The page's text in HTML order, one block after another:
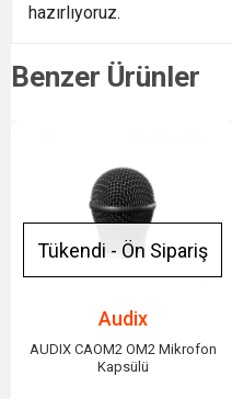
hazırlıyoruz.
Benzer Ürünler
Tükendi - Ön Sipariş
Audix
AUDIX CAOM2 OM2 Mikrofon
Kapsülü